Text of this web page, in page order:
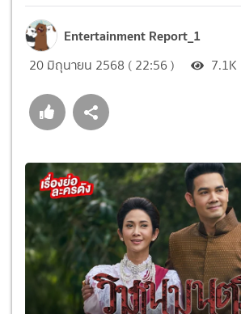
Entertainment Report_1
20 มิถุนายน 2568 ( 22:56 ) 7.1K